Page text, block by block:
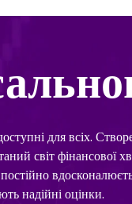
для всіх.
світ фінансової
надійні оцінки.